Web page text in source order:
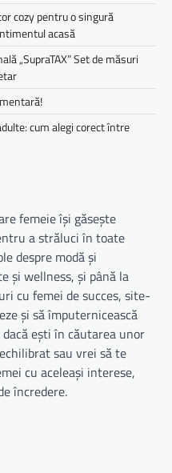
cozy pentru o singură
acasă
„SupraTAX” Set de măsuri
cum alegi corect între
femeie își găsește
a străluci în toate
despre modă și
și wellness, și până la
cu femei de succes, site-
și să împuternicească
ești în căutarea unor
sau vrei să te
cu aceleași interese,
încredere.